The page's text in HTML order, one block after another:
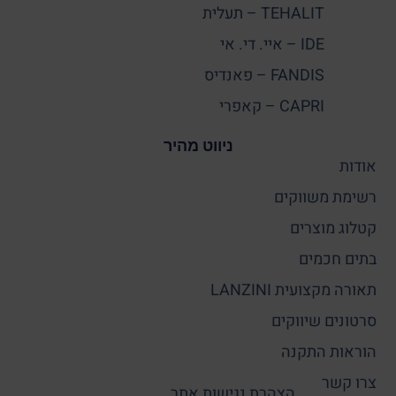
TEHALIT – תעלית
IDE – איי. די. אי
FANDIS – פאנדיס
CAPRI – קאפרי
ניווט מהיר
אודות
רשימת משווקים
קטלוג מוצרים
בתים חכמים
תאורה מקצועית LANZINI
סרטונים שיווקים
הוראות התקנה
צרו קשר